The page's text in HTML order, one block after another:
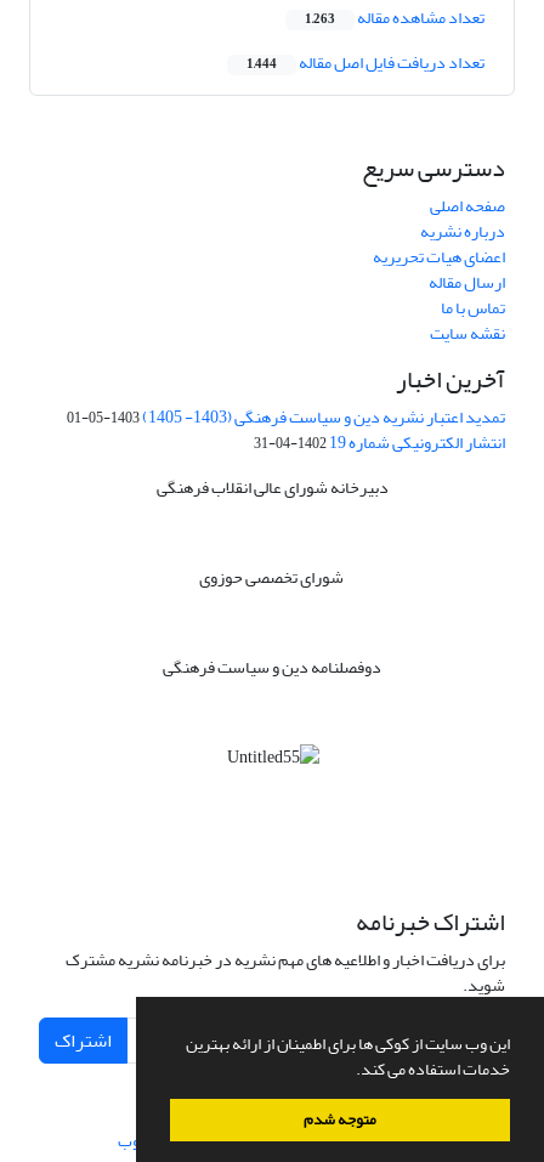
این وب سایت از کوکی ها برای اطمینان از ارائه بهترین
خدمات استفاده می کند.
متوجه شدم
تعداد مشاهده مقاله 1,263
تعداد دریافت فایل اصل مقاله 1,444
دسترسی سریع
صفحه اصلی
درباره نشریه
اعضای هیات تحریریه
ارسال مقاله
تماس با ما
نقشه سایت
آخرین اخبار
تمدید اعتبار نشریه دین و سیاست فرهنگی (1403- 1405) 1403-05-01
انتشار الکترونیکی شماره 19 1402-04-31
دبیرخانه شورای عالی انقلاب فرهنگی
شورای تخصصی حوزوی
دوفصلنامه دین و سیاست فرهنگی
اشتراک خبرنامه
برای دریافت اخبار و اطلاعیه های مهم نشریه در خبرنامه نشریه مشترک
شوید.
اشتراک
سامانه مدیریت نشریات علمی.طراحی و پیاده سازی از سیناوب